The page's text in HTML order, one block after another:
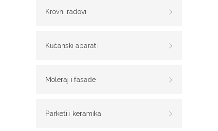
Krovni radovi
Kućanski aparati
Moleraj i fasade
Parketi i keramika